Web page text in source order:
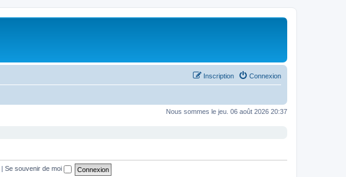
Connexion
Inscription
Nous sommes le jeu. 06 août 2026 20:37
Se souvenir de moi